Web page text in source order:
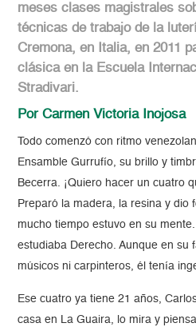
meses clases magistrales
técnicas de trabajo de la
Cremona, en Italia, en 2011
clásica en la Escuela
Stradivari.
Por Carmen Victoria Inojosa
Todo comenzó con ritmo
Ensamble Gurrufío, su brillo y
Becerra. ¡Quiero hacer un cuatro
Preparó la madera, la resina y dio
mucho tiempo estuvo en su
estudiaba Derecho. Aunque en su
músicos ni carpinteros, él tenía
Ese cuatro ya tiene 21 años,
casa en La Guaira, lo mira y